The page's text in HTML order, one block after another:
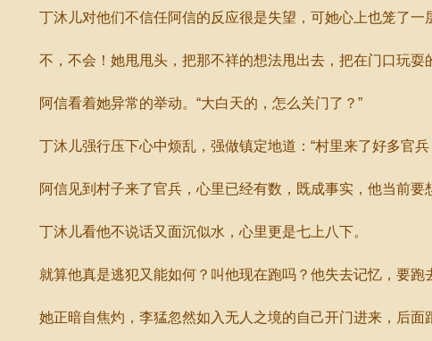
丁沐儿对他们不信任阿信的反应很是失望，可她心上也笼了一
不，不会！她甩甩头，把那不祥的想法甩出去，把在门口玩耍
阿信看着她异常的举动。“大白天的，怎么关门了？”
丁沐儿强行压下心中烦乱，强做镇定地道：“村里来了好多官兵
阿信见到村子来了官兵，心里已经有数，既成事实，他当前要
丁沐儿看他不说话又面沉似水，心里更是七上八下。
就算他真是逃犯又能如何？叫他现在跑吗？他失去记忆，要跑
她正暗自焦灼，李猛忽然如入无人之境的自己开门进来，后面